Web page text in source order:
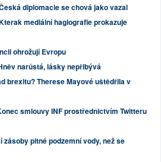
diplomacie se chová jako vazal
mediální hagiografie prokazuje
ohrožují Evropu
narůstá, lásky nepřibývá
brexitu? Therese Mayové uštědřila v
smlouvy INF prostřednictvím Twitteru
zásoby pitné podzemní vody, než se